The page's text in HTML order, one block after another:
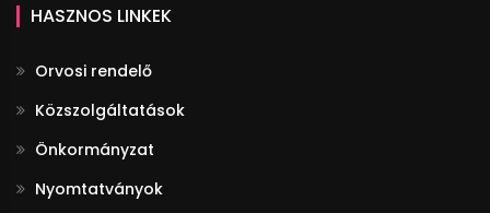
HASZNOS LINKEK
Orvosi rendelő
Közszolgáltatások
Önkormányzat
Nyomtatványok